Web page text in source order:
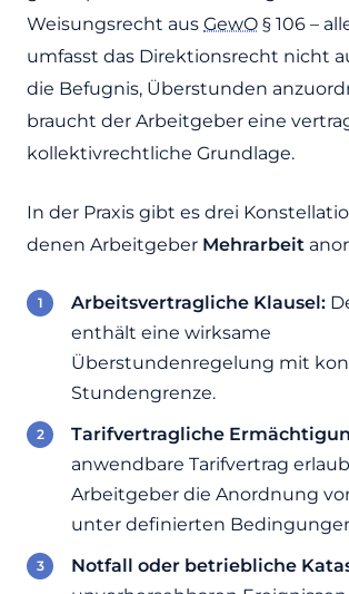
Weisungsrecht aus GewO § 106 –
umfasst das Direktionsrecht nicht
die Befugnis, Überstunden
braucht der Arbeitgeber eine
kollektivrechtliche Grundlage.
In der Praxis gibt es drei
denen Arbeitgeber Mehrarbeit
Arbeitsvertragliche Klausel:
enthält eine wirksame
Überstundenregelung mit
Stundengrenze.
Tarifvertragliche
anwendbare Tarifvertrag
Arbeitgeber die Anordnung
unter definierten
Notfall oder betriebliche